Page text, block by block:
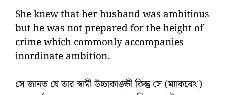
She knew that her husband was ambitious
but he was not prepared for the height of
crime which commonly accompanies
inordinate ambition.
সে জানত যে তার স্বামী উচ্চাকাঙ্ক্ষী কিন্তু সে (ম্যাকবেথ)